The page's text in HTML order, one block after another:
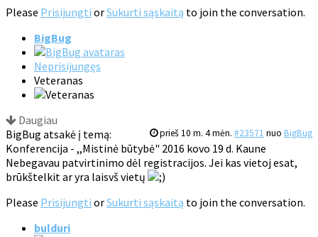
Please Prisijungti orSukurti sąskaitą to join the conversation.
BigBug
Neprisijungęs
Veteranas
Daugiau
prieš 10 m. 4 mėn. #23571 nuo BigBug
BigBug atsakė į temą:
Konferencija - ,,Mistinė būtybė" 2016 kovo 19 d. Kaune
Nebegavau patvirtinimo dėl registracijos. Jei kas vietoj esat,
brūkštelkit ar yra laisvš vietų
Please Prisijungti orSukurti sąskaitą to join the conversation.
bulduri